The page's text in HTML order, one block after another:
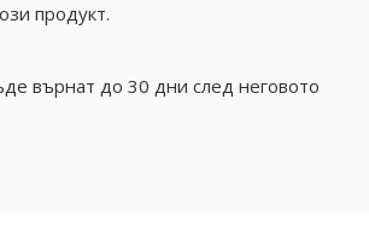
продукт.
върнат до 30 дни след неговото